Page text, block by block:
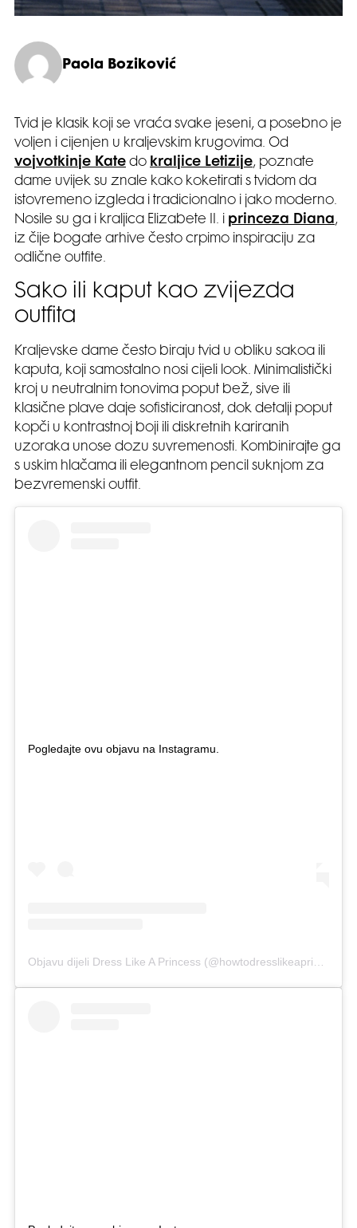
Paola Boziković
Tvid je klasik koji se vraća svake jeseni, a posebno je
voljen i cijenjen u kraljevskim krugovima. Od
vojvotkinje Kate do kraljice Letizije, poznate
dame uvijek su znale kako koketirati s tvidom da
istovremeno izgleda i tradicionalno i jako moderno.
Nosile su ga i kraljica Elizabete II. i princeza Diana,
iz čije bogate arhive često crpimo inspiraciju za
odlične outfite.
Sako ili kaput kao zvijezda
outfita
Kraljevske dame često biraju tvid u obliku sakoa ili
kaputa, koji samostalno nosi cijeli look. Minimalistički
kroj u neutralnim tonovima poput bež, sive ili
klasične plave daje sofisticiranost, dok detalji poput
kopči u kontrastnoj boji ili diskretnih kariranih
uzoraka unose dozu suvremenosti. Kombinirajte ga
s uskim hlačama ili elegantnom pencil suknjom za
bezvremenski outfit.
Pogledajte ovu objavu na Instagramu.
Objavu dijeli Dress Like A Princess (@howtodresslikeaprincess)